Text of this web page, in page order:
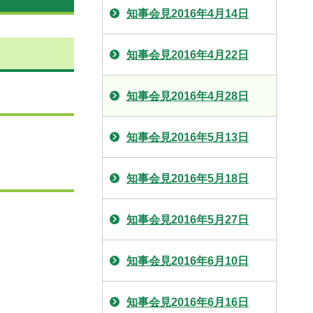
知事会見2016年4月14日
知事会見2016年4月22日
知事会見2016年4月28日
知事会見2016年5月13日
知事会見2016年5月18日
知事会見2016年5月27日
知事会見2016年6月10日
知事会見2016年6月16日